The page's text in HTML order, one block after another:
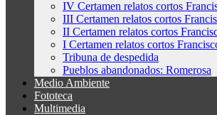
IV Certamen relatos cortos
III Certamen relatos cortos
II Certamen relatos cortos
I Certamen relatos cortos
Tribuna de despedida
Pueblos abandonados: Romerosa
Medio Ambiente
Fototeca
Multimedia